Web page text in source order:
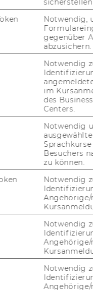
2020
18:00 Uhr
Live­stream
WU
Di­rec­tor, EMEA
CSO, IKEA GmbH
in In­fec­tious
bio­lo­gist,
Coach & Trusted
Notwendig,
gegenüber
abzusichern.
Notwendig
im
des
Centers.
Notwendig
Sprachkurse
Besuchers
zu können.
Notwendig
Notwendig
Notwendig